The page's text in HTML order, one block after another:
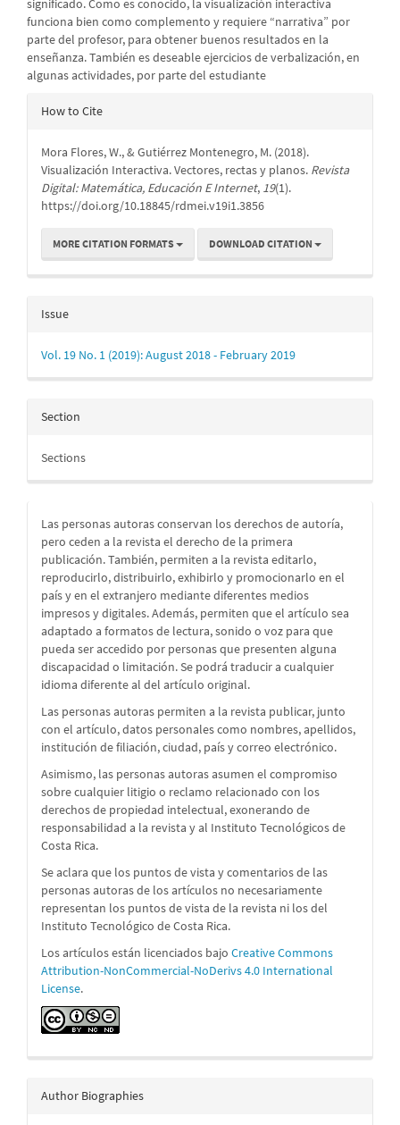
significado. Como es conocido, la visualización interactiva
funciona bien como complemento y requiere “narrativa” por
parte del profesor, para obtener buenos resultados en la
enseñanza. También es deseable ejercicios de verbalización, en
algunas actividades, por parte del estudiante
Article
How to Cite
Mora Flores, W., & Gutiérrez Montenegro, M. (2018).
Visualización Interactiva. Vectores, rectas y planos. Revista
Digital: Matemática, Educación E Internet, 19(1).
https://doi.org/10.18845/rdmei.v19i1.3856
MORE CITATION FORMATS DOWNLOAD CITATION
Issue
Vol. 19 No. 1 (2019): August 2018 - February 2019
Section
Sections
Las personas autoras conservan los derechos de autoría,
pero ceden a la revista el derecho de la primera
publicación. También, permiten a la revista editarlo,
reproducirlo, distribuirlo, exhibirlo y promocionarlo en el
país y en el extranjero mediante diferentes medios
impresos y digitales. Además, permiten que el artículo sea
adaptado a formatos de lectura, sonido o voz para que
pueda ser accedido por personas que presenten alguna
discapacidad o limitación. Se podrá traducir a cualquier
idioma diferente al del artículo original.
Las personas autoras permiten a la revista publicar, junto
con el artículo, datos personales como nombres, apellidos,
institución de filiación, ciudad, país y correo electrónico.
Asimismo, las personas autoras asumen el compromiso
sobre cualquier litigio o reclamo relacionado con los
derechos de propiedad intelectual, exonerando de
responsabilidad a la revista y al Instituto Tecnológicos de
Costa Rica.
Se aclara que los puntos de vista y comentarios de las
personas autoras de los artículos no necesariamente
representan los puntos de vista de la revista ni los del
Instituto Tecnológico de Costa Rica.
Los artículos están licenciados bajo Creative Commons
Attribution-NonCommercial-NoDerivs 4.0 International
License.
Author Biographies